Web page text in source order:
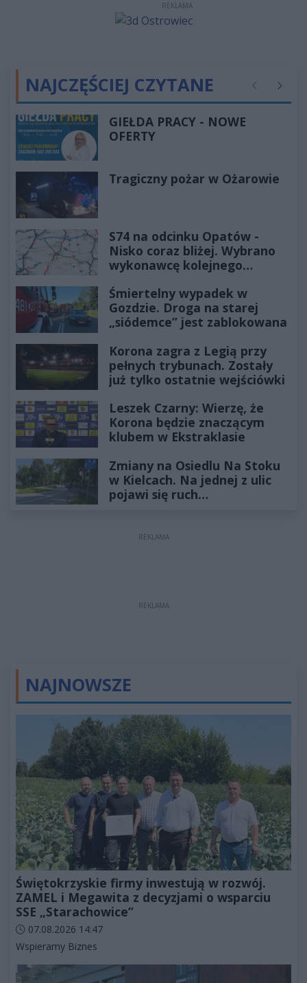
REKLAMA
NAJCZĘŚCIEJ CZYTANE Poprzednie
GIEŁDA PRACY - NOWE
OFERTY
Tragiczny pożar w Ożarowie
S74 na odcinku Opatów -
Nisko coraz bliżej. Wybrano
wykonawcę kolejnego
Śmiertelny wypadek w
Gozdzie. Droga na starej
„siódemce” jest zablokowana
Korona zagra z Legią przy
pełnych trybunach. Zostały
już tylko ostatnie wejściówki
Leszek Czarny: Wierzę, że
Korona będzie znaczącym
klubem w Ekstraklasie
Zmiany na Osiedlu Na Stoku
w Kielcach. Na jednej z ulic
pojawi się ruch
REKLAMA
REKLAMA
NAJNOWSZE
Świętokrzyskie firmy inwestują w rozwój.
ZAMEL i Megawita z decyzjami o wsparciu
SSE „Starachowice”
Data dodania artykułu:
07.08.2026 14:47
Kategorie artykułu:
Wspieramy Biznes